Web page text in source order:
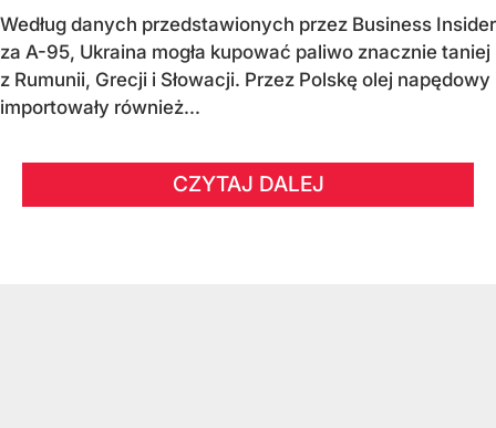
Według danych przedstawionych przez Business Insider
za A-95, Ukraina mogła kupować paliwo znacznie taniej
z Rumunii, Grecji i Słowacji. Przez Polskę olej napędowy
importowały również...
CZYTAJ DALEJ